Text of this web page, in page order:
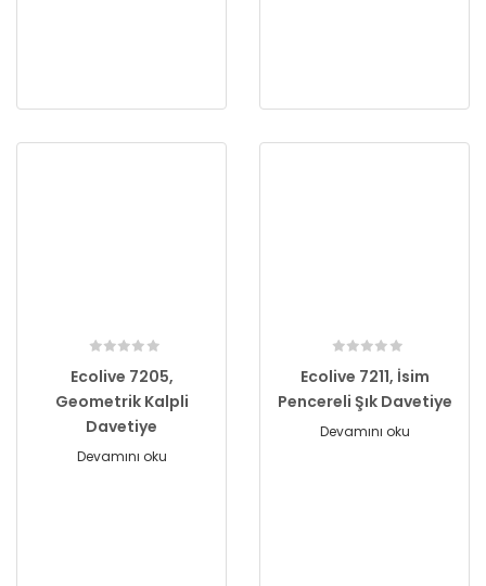
Ecolive 7205,
Geometrik Kalpli
Davetiye
Devamını oku
Ecolive 7211, İsim
Pencereli Şık Davetiye
Devamını oku